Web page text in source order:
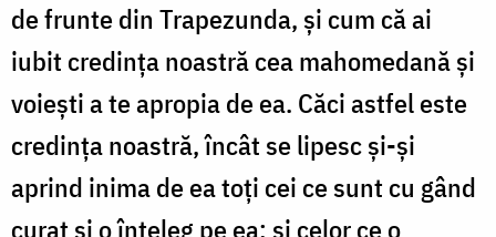
de frunte din Trapezunda, și cum că ai
iubit credința noastră cea mahomedană și
voiești a te apropia de ea. Căci astfel este
credința noastră, încât se lipesc și-și
aprind inima de ea toți cei ce sunt cu gând
curat și o înțeleg pe ea; și celor ce o